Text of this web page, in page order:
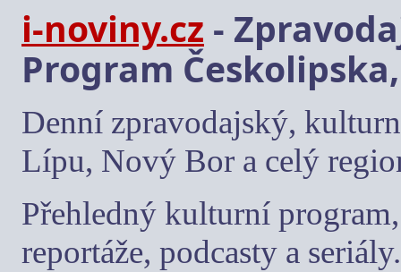
i-noviny.cz -
Program
Denní zpravodajský,
Lípu, Nový Bor a celý
Přehledný kulturní
reportáže, podcasty a seriály.